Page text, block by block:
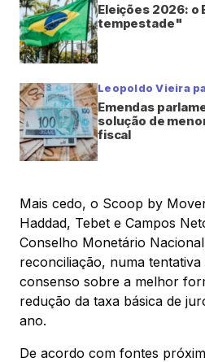
Eleições 2026: o
tempestade"
Leopoldo Vieira
Emendas
solução de
fiscal
Mais cedo, o Scoop by
Haddad, Tebet e Campos
Conselho Monetário
reconciliação, numa
consenso sobre a melhor
redução da taxa básica de
ano.
De acordo com fontes